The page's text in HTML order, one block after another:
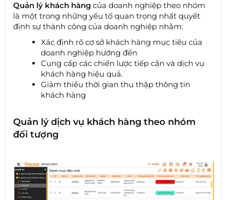
Quản lý khách hàng của doanh nghiệp theo nhóm
là một trong những yếu tố quan trọng nhất quyết
định sự thành công của doanh nghiệp nhằm:
Xác định rõ cơ sở khách hàng mục tiêu của
doanh nghiệp hướng đến
Cung cấp các chiến lược tiếp cận và dịch vụ
khách hàng hiệu quả.
Giảm thiểu thời gian thu thập thông tin
khách hàng
Quản lý dịch vụ khách hàng theo nhóm
đối tượng